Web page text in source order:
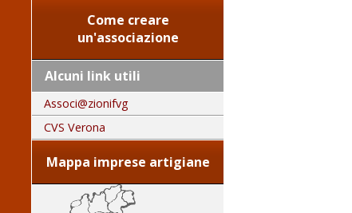
Come creare
un'associazione
Alcuni link utili
Associ@zionifvg
CVS Verona
Mappa imprese artigiane